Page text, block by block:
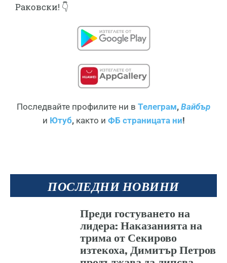
ПОСЛЕДНИ НОВИНИ
Преди гостуването на
лидера: Наказанията на
трима от Секирово
изтекоха, Димитър Петров
Раковски! 👇
Последвайте профилите ни в Телеграм, Вайбър
и Ютуб, както и ФБ страницата ни!